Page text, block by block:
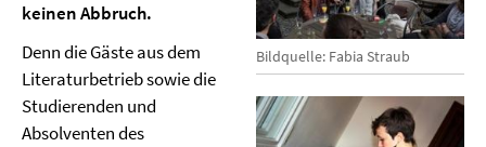
Bildquelle: Fabia Straub
keinen Abbruch.
Denn die Gäste aus dem
Literaturbetrieb sowie die
Studierenden und
Absolventen des